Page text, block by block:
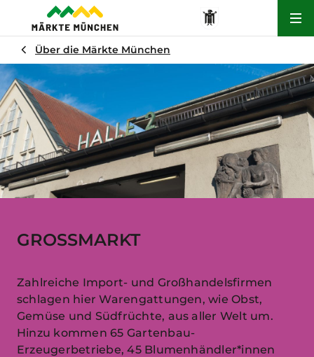
Über die Märkte München
GROSSMARKT
Zahlreiche Import- und Großhandelsfirmen
schlagen hier Warengattungen, wie Obst,
Gemüse und Südfrüchte, aus aller Welt um.
Hinzu kommen 65 Gartenbau-
Erzeugerbetriebe, 45 Blumenhändler*innen